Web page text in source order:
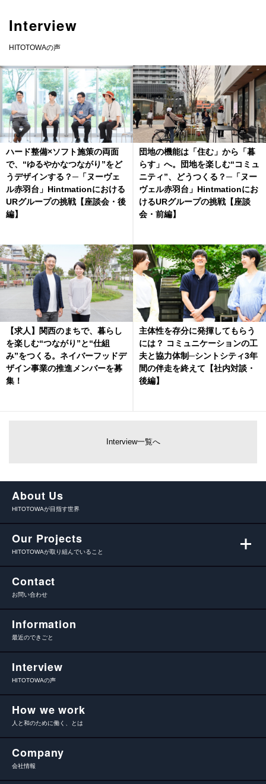
Interview
HITOTOWAの声
ハード整備×ソフト施策の両面
で、“ゆるやかなつながり”をど
うデザインする？─「ヌーヴェ
ル赤羽台」Hintmationにおける
URグループの挑戦【座談会・後
編】
団地の機能は「住む」から「暮
らす」へ。団地を楽しむ“コミュ
ニティ”、どうつくる？─「ヌー
ヴェル赤羽台」Hintmationにお
けるURグループの挑戦【座談
会・前編】
【求人】関西のまちで、暮らし
を楽しむ“つながり”と“仕組
み”をつくる。ネイバーフッドデ
ザイン事業の推進メンバーを募
集！
主体性を存分に発揮してもらう
には？ コミュニケーションの工
夫と協力体制─シントシティ3年
間の伴走を終えて【社内対談・
後編】
Interview一覧へ
About Us
HITOTOWAが目指す世界
Our Projects
HITOTOWAが取り組んでいること
Contact
お問い合わせ
Information
最近のできごと
Interview
HITOTOWAの声
How we work
人と和のために働く、とは
Company
会社情報